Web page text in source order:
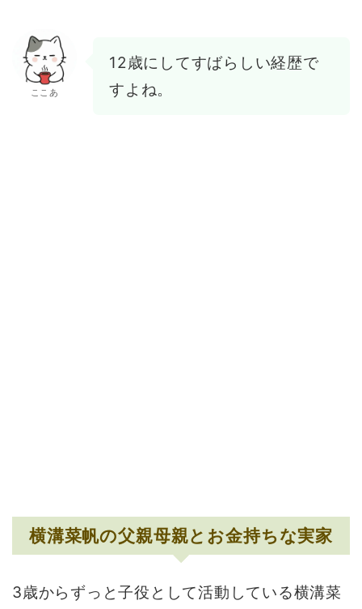
ここあ
12歳にしてすばらしい経歴で
すよね。
横溝菜帆の父親母親とお金持ちな実家
3歳からずっと子役として活動している横溝菜